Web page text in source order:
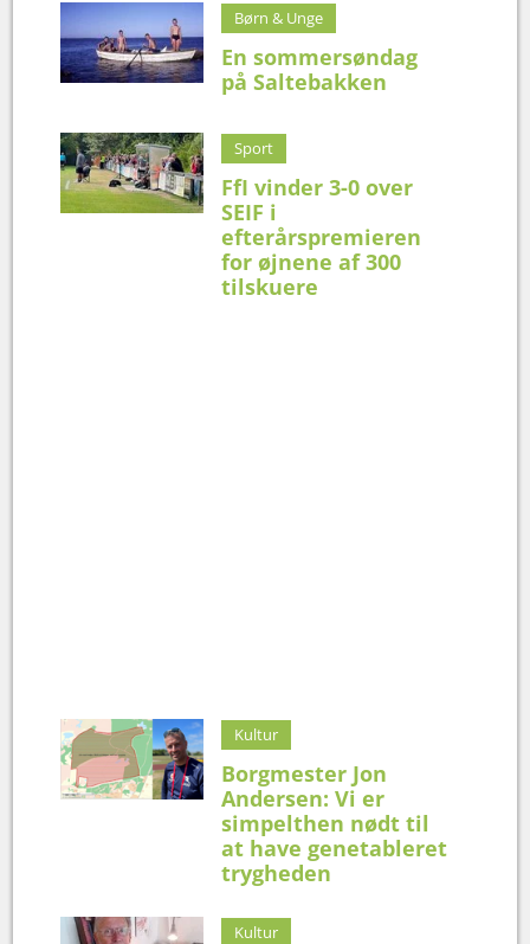
Børn & Unge
En sommersøndag
på Saltebakken
Sport
FfI vinder 3-0 over
SEIF i
efterårspremieren
for øjnene af 300
tilskuere
Kultur
Borgmester Jon
Andersen: Vi er
simpelthen nødt til
at have genetableret
trygheden
Kultur